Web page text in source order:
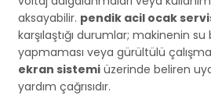
aksayabilir. pendik acil ocak
karşılaştığı durumlar; makinenin
yapmaması veya gürültülü
ekran sistemi üzerinde beliren
yardım çağrısıdır.